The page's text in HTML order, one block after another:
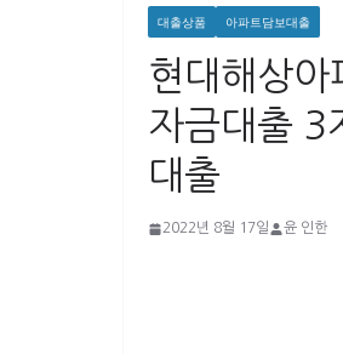
대출상품 아파트담보대출
현대해상아
자금대출 3
대출
2022년 8월 17일 윤 인한